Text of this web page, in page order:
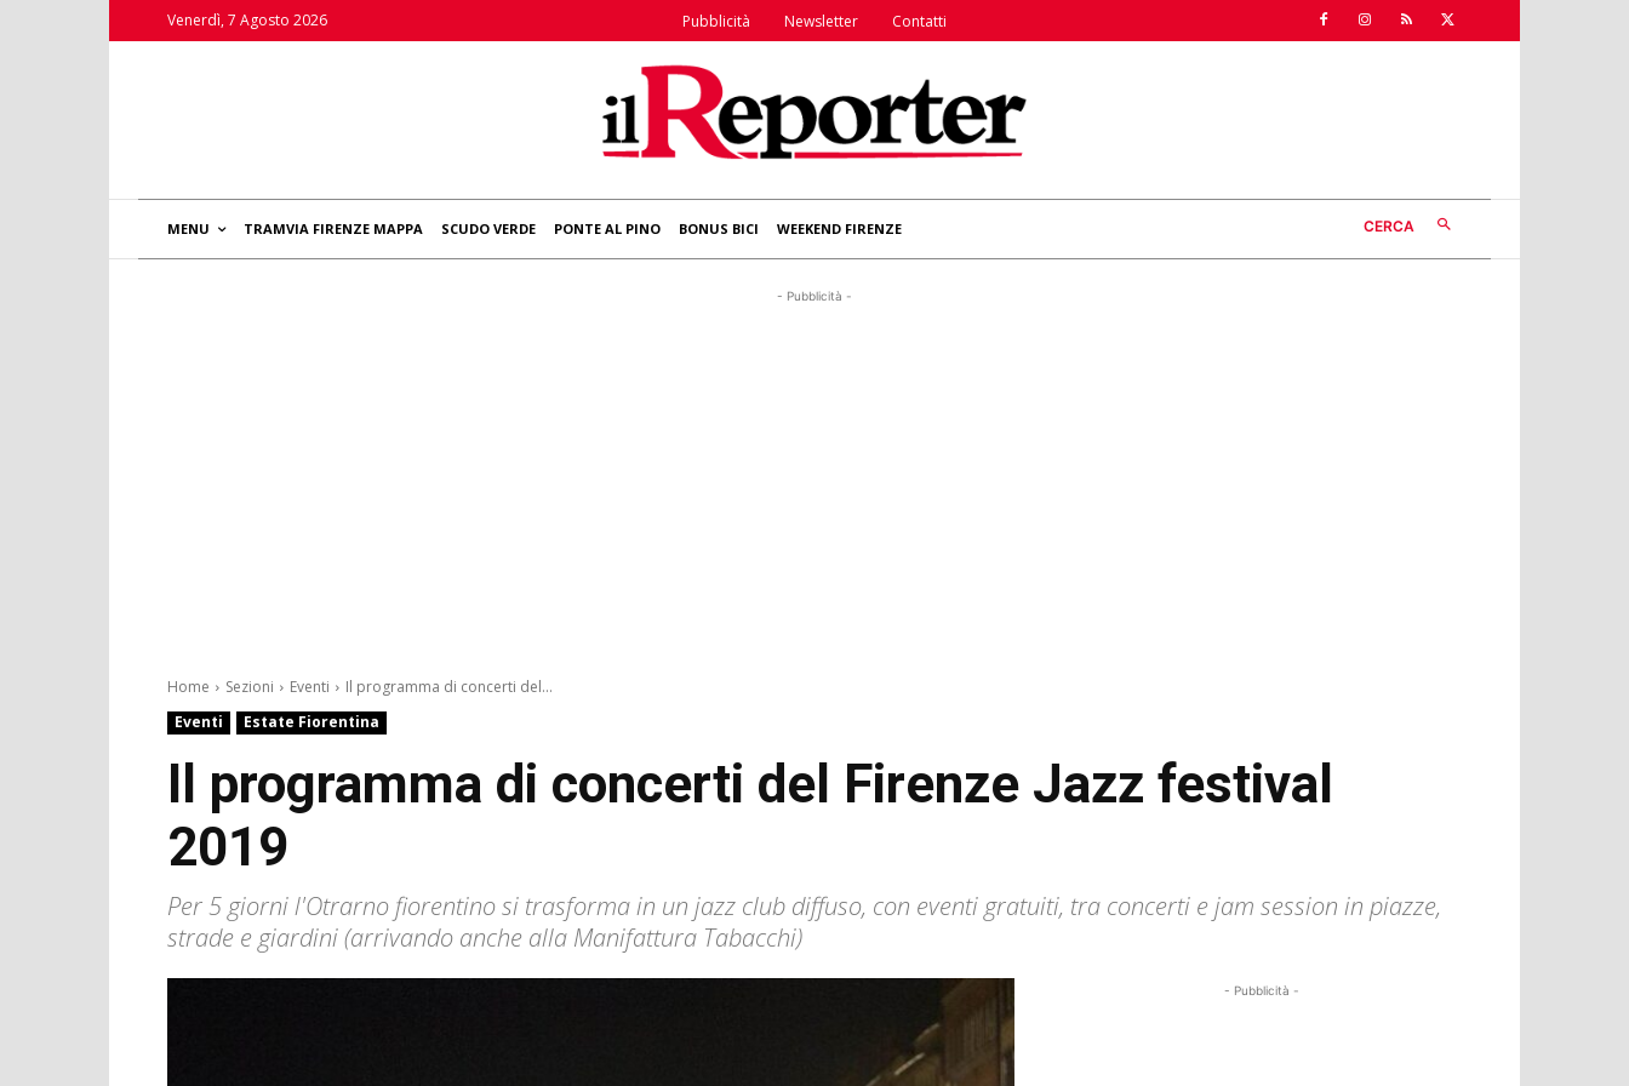
Venerdì, 7 Agosto 2026 Pubblicità Newsletter Contatti
MENU TRAMVIA FIRENZE MAPPA SCUDO VERDE PONTE AL PINO BONUS BICI WEEKEND FIRENZE CERCA
- Pubblicità -
Home Sezioni Eventi
Il programma di concerti del...
Eventi
Estate Fiorentina
Il programma di concerti del Firenze Jazz festival
2019
Per 5 giorni l'Otrarno fiorentino si trasforma in un jazz club diffuso, con eventi gratuiti, tra concerti e jam session in piazze,
strade e giardini (arrivando anche alla Manifattura Tabacchi)
- Pubblicità -